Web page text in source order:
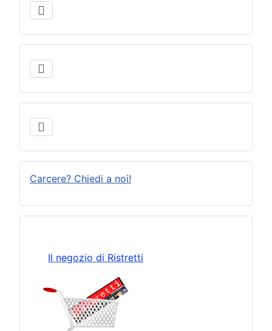
Carcere? Chiedi a noi!
Il negozio di Ristretti